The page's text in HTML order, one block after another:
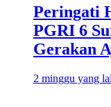
Peringati
PGRI 6
Gerakan
2 minggu yang